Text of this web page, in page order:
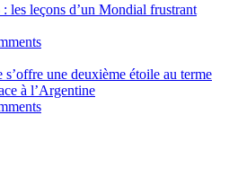
les leçons d’un Mondial frustrant
une deuxième étoile au terme
à l’Argentine